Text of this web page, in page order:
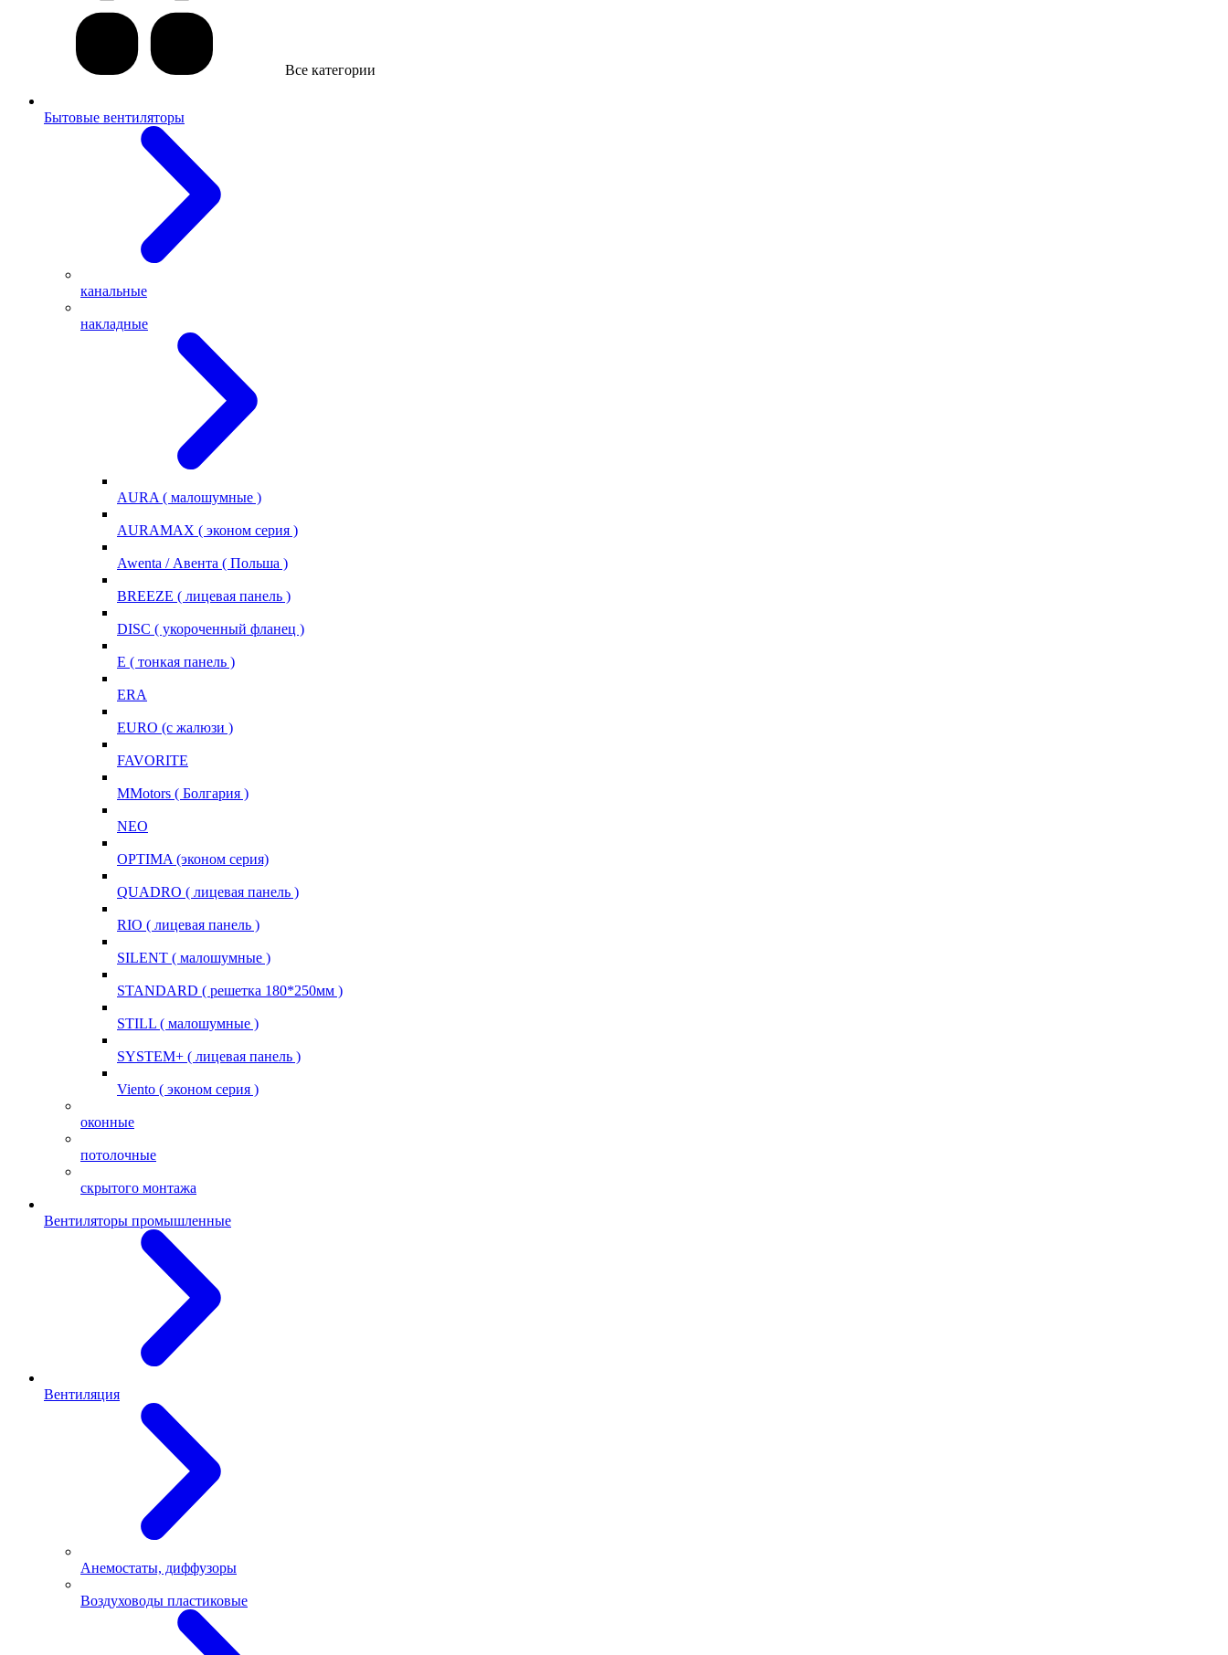
Все категории
Бытовые вентиляторы
канальные
накладные
AURA ( малошумные )
AURAMAX ( эконом серия )
Awenta / Авента ( Польша )
BREEZE ( лицевая панель )
DISC ( укороченный фланец )
E ( тонкая панель )
ERA
EURO (с жалюзи )
FAVORITE
MMotors ( Болгария )
NEO
OPTIMA (эконом серия)
QUADRO ( лицевая панель )
RIO ( лицевая панель )
SILENT ( малошумные )
STANDARD ( решетка 180*250мм )
STILL ( малошумные )
SYSTEM+ ( лицевая панель )
Viento ( эконом серия )
оконные
потолочные
скрытого монтажа
Вентиляторы промышленные
Вентиляция
Анемостаты, диффузоры
Воздуховоды пластиковые